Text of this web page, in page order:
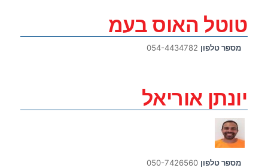
טוטל האוס בעמ
מספר טלפון 054-4434782
יונתן אוריאל
מספר טלפון 050-7426560